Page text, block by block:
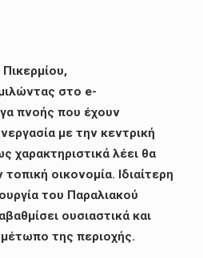
στο e-
πνοής που έχουν
με την κεντρική
χαρακτηριστικά λέει θα
οικονομία. Ιδιαίτερη
του Παραλιακού
ουσιαστικά και
της περιοχής.